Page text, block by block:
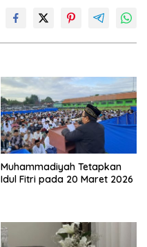
Muhammadiyah Tetapkan
Idul Fitri pada 20 Maret 2026